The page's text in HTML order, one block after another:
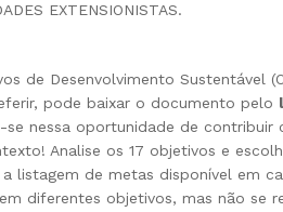
EXTENSIONISTAS.
de Desenvolvimento Sustentável
pode baixar o documento pelo
se nessa oportunidade de
Analise os 17 objetivos e
listagem de metas disponível em
diferentes objetivos, mas não se